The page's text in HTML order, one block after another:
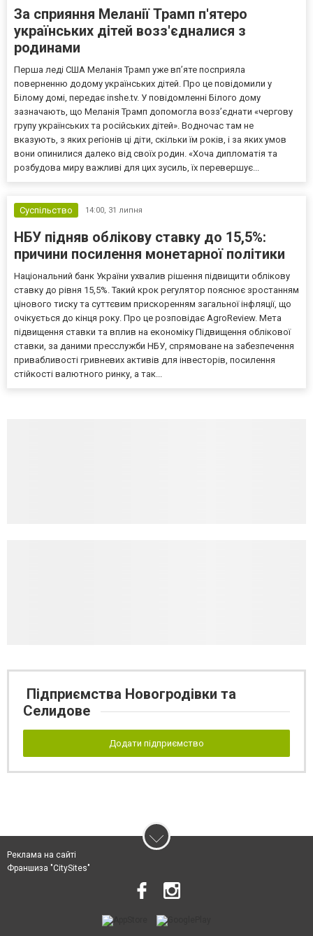
За сприяння Меланії Трамп п'ятеро
українських дітей возз'єдналися з
родинами
Перша леді США Меланія Трамп уже впʼяте посприяла
поверненню додому українських дітей. Про це повідомили у
Білому домі, передає inshe.tv. У повідомленні Білого дому
зазначають, що Меланія Трамп допомогла возз’єднати «чергову
групу українських та російських дітей». Водночас там не
вказують, з яких регіонів ці діти, скільки їм років, і за яких умов
вони опинилися далеко від своїх родин. «Хоча дипломатія та
розбудова миру важливі для цих зусиль, їх перевершує...
Суспільство 14:00, 31 липня
НБУ підняв облікову ставку до 15,5%:
причини посилення монетарної політики
Національний банк України ухвалив рішення підвищити облікову
ставку до рівня 15,5%. Такий крок регулятор пояснює зростанням
цінового тиску та суттєвим прискоренням загальної інфляції, що
очікується до кінця року. Про це розповідає AgroReview. Мета
підвищення ставки та вплив на економіку Підвищення облікової
ставки, за даними пресслужби НБУ, спрямоване на забезпечення
привабливості гривневих активів для інвесторів, посилення
стійкості валютного ринку, а так...
Підприємства Новогродівки та
Селидове
Додати підприємство
Реклама на сайті
Франшиза "CitySites"